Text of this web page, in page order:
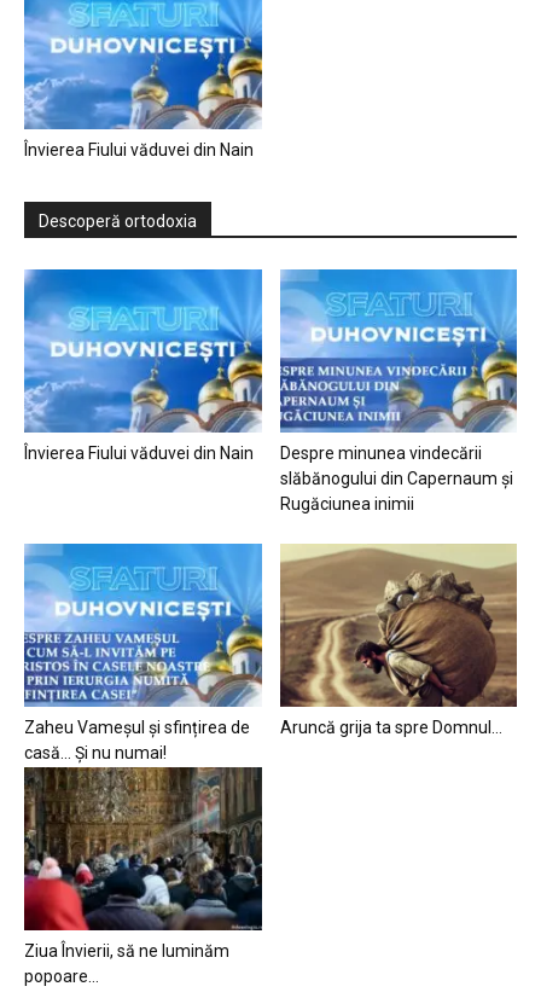
Învierea Fiului văduvei din Nain
Descoperă ortodoxia
Învierea Fiului văduvei din Nain
Despre minunea vindecării
slăbănogului din Capernaum și
Rugăciunea inimii
Zaheu Vameșul și sfințirea de
casă… Și nu numai!
Aruncă grija ta spre Domnul…
Ziua Învierii, să ne luminăm
popoare…